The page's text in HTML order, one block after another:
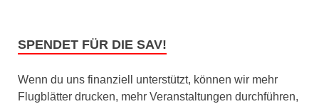
SPENDET FÜR DIE SAV!
Wenn du uns finanziell unterstützt, können wir mehr
Flugblätter drucken, mehr Veranstaltungen durchführen,